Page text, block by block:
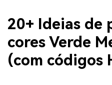
20+ Ideias de
cores Verde
(com códigos